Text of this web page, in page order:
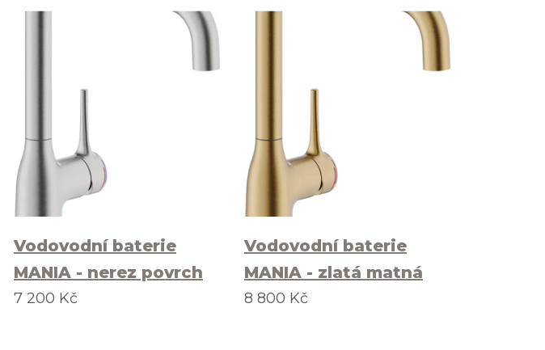
Vodovodní baterie
MANIA - nerez povrch
7 200 Kč
Vodovodní baterie
MANIA - zlatá matná
8 800 Kč